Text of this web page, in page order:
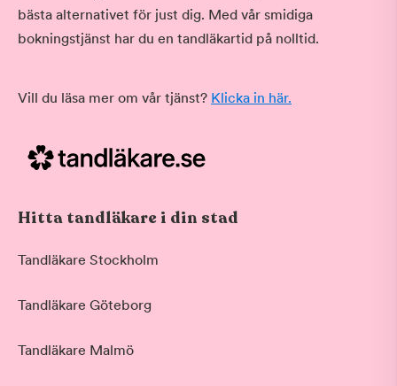
bästa alternativet för just dig. Med vår smidiga
bokningstjänst har du en tandläkartid på nolltid.
Vill du läsa mer om vår tjänst? Klicka in här.
Hitta tandläkare i din stad
Tandläkare Stockholm
Tandläkare Göteborg
Tandläkare Malmö